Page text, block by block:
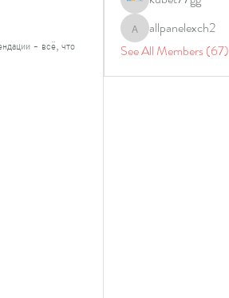
- всё, что
allpanelexch2
allpanelexch2
See All Members (67)